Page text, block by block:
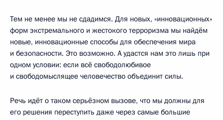
Тем не менее мы не сдадимся. Для новых, «инновационных»
форм экстремального и жестокого терроризма мы найдём
новые, инновационные способы для обеспечения мира
и безопасности. Это возможно. А удастся нам это лишь при
одном условии: если всё свободолюбивое
и свободомыслящее человечество объединит силы.
Речь идёт о таком серьёзном вызове, что мы должны для
его решения переступить даже через самые большие